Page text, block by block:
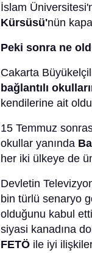
İslam
Kürsüsü'nün
Peki sonra ne
Cakarta
bağlantılı
kendilerine ait
15 Temmuz
okullar yanında
her iki ülkeye de
Devletin
bin türlü senaryo
olduğunu kabul
siyasi kanadına
FETÖ ile iyi